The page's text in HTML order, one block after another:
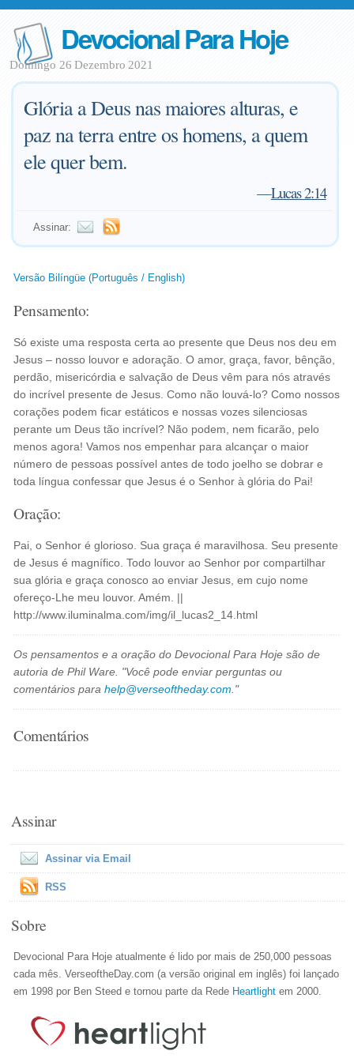
Devocional Para Hoje
Domingo 26 Dezembro 2021
Glória a Deus nas maiores alturas, e
paz na terra entre os homens, a quem
ele quer bem.
—Lucas 2:14
Assinar:
Versão Bilíngüe (Português / English)
Pensamento:
Só existe uma resposta certa ao presente que Deus nos deu em
Jesus – nosso louvor e adoração. O amor, graça, favor, bênção,
perdão, misericórdia e salvação de Deus vêm para nós através
do incrível presente de Jesus. Como não louvá-lo? Como nossos
corações podem ficar estáticos e nossas vozes silenciosas
perante um Deus tão incrível? Não podem, nem ficarão, pelo
menos agora! Vamos nos empenhar para alcançar o maior
número de pessoas possível antes de todo joelho se dobrar e
toda língua confessar que Jesus é o Senhor à glória do Pai!
Oração:
Pai, o Senhor é glorioso. Sua graça é maravilhosa. Seu presente
de Jesus é magnífico. Todo louvor ao Senhor por compartilhar
sua glória e graça conosco ao enviar Jesus, em cujo nome
ofereço-Lhe meu louvor. Amém. ||
http://www.iluminalma.com/img/il_lucas2_14.html
Os pensamentos e a oração do Devocional Para Hoje são de
autoria de Phil Ware. "Você pode enviar perguntas ou
comentários parahelp@verseoftheday.com ."
Comentários
Assinar
Assinar via Email
RSS
Sobre
Devocional Para Hoje atualmente é lido por mais de 250,000 pessoas
cada mês. VerseoftheDay.com (a versão original em inglês) foi lançado
em 1998 por Ben Steed e tornou parte da Rede Heartlight em 2000.